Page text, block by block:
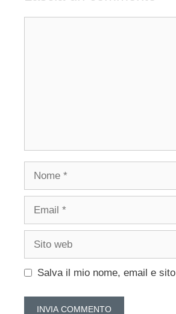
Nome
Email
Sito
Salva il mio nome, email e